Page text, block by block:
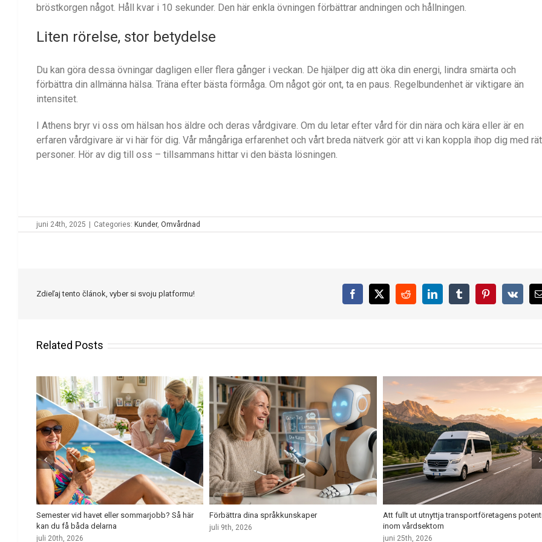
bröstkorgen något. Håll kvar i 10 sekunder. Den här enkla övningen förbättrar andningen och hållningen.
Liten rörelse, stor betydelse
Du kan göra dessa övningar dagligen eller flera gånger i veckan. De hjälper dig att öka din energi, lindra smärta och
förbättra din allmänna hälsa. Träna efter bästa förmåga. Om något gör ont, ta en paus. Regelbundenhet är viktigare än
intensitet.
I Athens bryr vi oss om hälsan hos äldre och deras vårdgivare. Om du letar efter vård för din nära och kära eller är en
erfaren vårdgivare är vi här för dig. Vår mångåriga erfarenhet och vårt breda nätverk gör att vi kan koppla ihop dig med
personer. Hör av dig till oss – tillsammans hittar vi den bästa lösningen.
juni 24th, 2025 Categories: Kunder, Omvårdnad
Zdieľaj tento článok, vyber si svoju platformu! Facebook
X RedditLinkedInTumblrPinterest
Vk
Related Posts
Semester vid havet eller sommarjobb? Så här
kan du få båda delarna
juli 20th, 2026
Förbättra dina språkkunskaper
juli 9th, 2026
Att fullt ut utnyttja transportföretagens
inom vårdsektorn
juni 25th, 2026